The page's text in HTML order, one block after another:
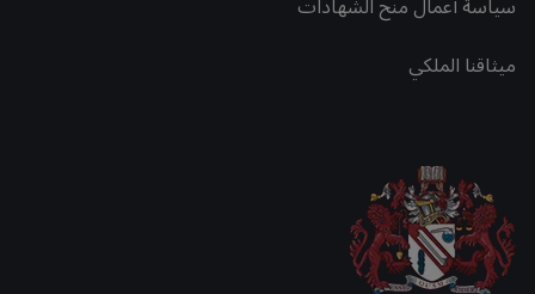
ميثاقنا الملكي